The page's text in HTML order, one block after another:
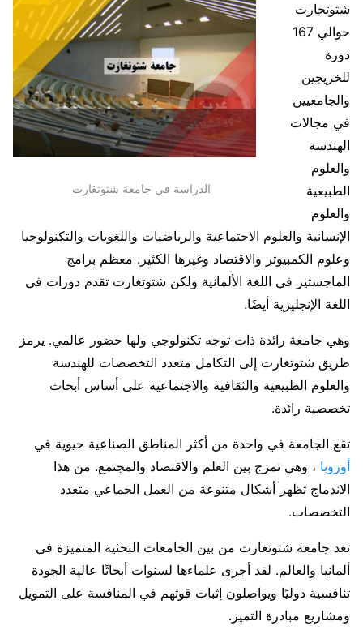
الدراسة في جامعة شتوتغارت
شتوتجارت
حوالي 167
دورة
للخريجين
والجامعيين
في مجالات
الهندسة
والعلوم
الطبيعية
والعلوم
الإنسانية والعلوم الاجتماعية والرياضيات واللغويات والتكنولوجيا
وعلوم الكمبيوتر والاقتصاد وغيرها الكثير. معظم برامج
الماجستير في اللغة الألمانية ولكن شتوتغارت تقدم دورات في
اللغة الإنجليزية أيضًا.
وهي جامعة رائدة ذات توجه تكنولوجي ولها حضور عالمي. يرمز
طريق شتوتغارت إلى التكامل متعدد التخصصات للهندسة
والعلوم الطبيعية والثقافية والاجتماعية على أساس أبحاث
تخصصية رائدة.
تقع الجامعة في واحدة من أكثر المناطق الصناعية حيوية في
أوروبا ، وهي تمزج بين العلم والاقتصاد والمجتمع. من هذا
الاندماج تظهر أشكال متنوعة من العمل الجماعي متعدد
التخصصات.
تعد جامعة شتوتغارت من بين الجامعات البحثية المتميزة في
ألمانيا والعالم. لقد أجرى علماءها لسنوات أبحاثًا عالية الجودة
تنافسية دوليًا ويواصلون إثبات قوتهم في المنافسة على التمويل
ومشاريع مبادرة التميز.